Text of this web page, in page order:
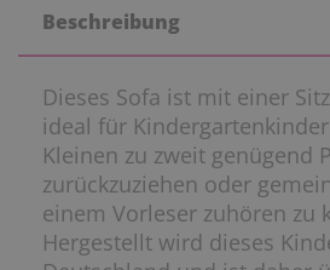
Beschreibung
Dieses Sofa ist mit einer
ideal für
Kleinen zu zweit genügend
zurückzuziehen oder
einem Vorleser zuhören zu
Hergestellt wird dieses